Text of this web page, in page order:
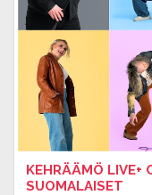
KEHRÄÄMÖ LIVE+
SUOMALAISET